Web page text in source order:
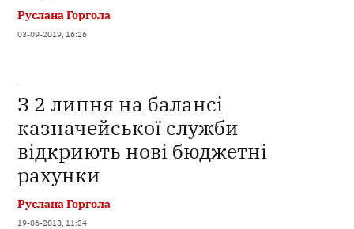
Руслана Горгола
03-09-2019, 16:26
З 2 липня на балансі
казначейської служби
відкриють нові бюджетні
рахунки
Руслана Горгола
19-06-2018, 11:34